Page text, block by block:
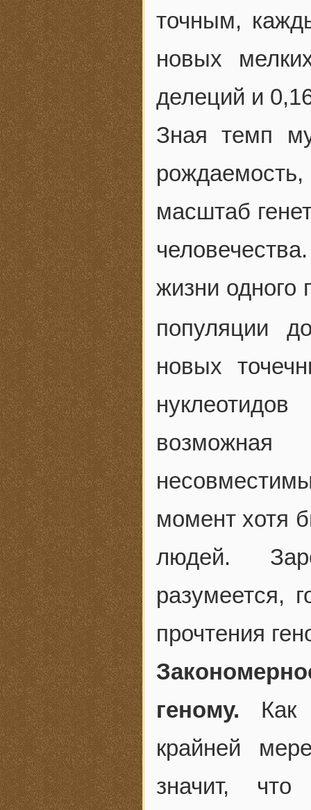
точным,
новых
делеций и
Зная темп
масштаб
жизни одного
популяции
новых
момент хотя
людей.
разумеется,
прочтения
геному. Как
крайней
значит, что